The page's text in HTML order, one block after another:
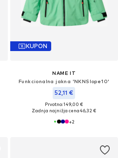
KUPON
NAME IT
Funkcionalna jakna 'NKNSlope10'
52,11 €
Prvotno: 149,00 €
Zadnja najnižja cena46,32 €
+2